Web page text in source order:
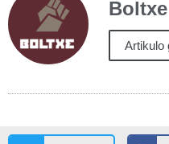
Boltxe
Artikulo